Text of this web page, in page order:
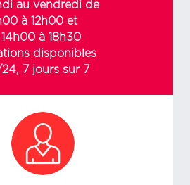
au vendredi de
à 12h00 et
à 18h30
disponibles
7 jours sur 7